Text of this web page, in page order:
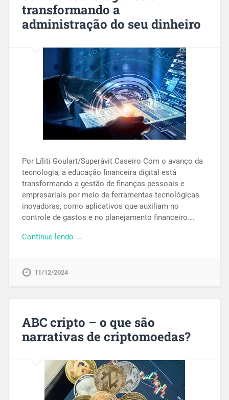
transformando a
administração do seu dinheiro
Por Líliti Goulart/Superávit Caseiro Com o avanço da
tecnologia, a educação financeira digital está
transformando a gestão de finanças pessoais e
empresariais por meio de ferramentas tecnológicas
inovadoras, como aplicativos que auxiliam no
controle de gastos e no planejamento financeiro….
Continue lendo →
11/12/2024
ABC cripto – o que são
narrativas de criptomoedas?